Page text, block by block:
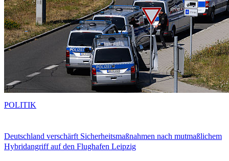
Deutschland verschärft Sicherheitsmaßnahmen nach mutmaßlichem
Hybridangriff auf den Flughafen Leipzig
POLITIK